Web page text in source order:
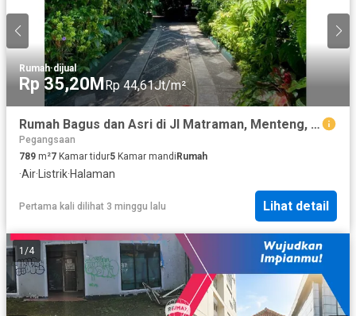
Rumah·dijual
Rp 35,20MRp 44,61Jt/m²
Rumah Bagus dan Asri di Jl Matraman, Menteng, Jakarta Pusat
Pegangsaan
789 m²7 Kamar tidur5 Kamar mandiRumah
·Air· Listrik·Halaman
Pertama kali dilihat 3 minggu lalu Lihat detail
1 /4